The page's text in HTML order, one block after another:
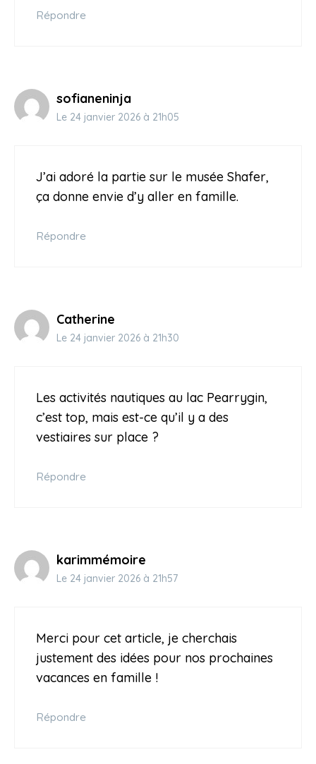
Répondre
sofianeninja
Le 24 janvier 2026 à 21h05
J’ai adoré la partie sur le musée Shafer,
ça donne envie d’y aller en famille.
Répondre
Catherine
Le 24 janvier 2026 à 21h30
Les activités nautiques au lac Pearrygin,
c’est top, mais est-ce qu’il y a des
vestiaires sur place ?
Répondre
karimmémoire
Le 24 janvier 2026 à 21h57
Merci pour cet article, je cherchais
justement des idées pour nos prochaines
vacances en famille !
Répondre